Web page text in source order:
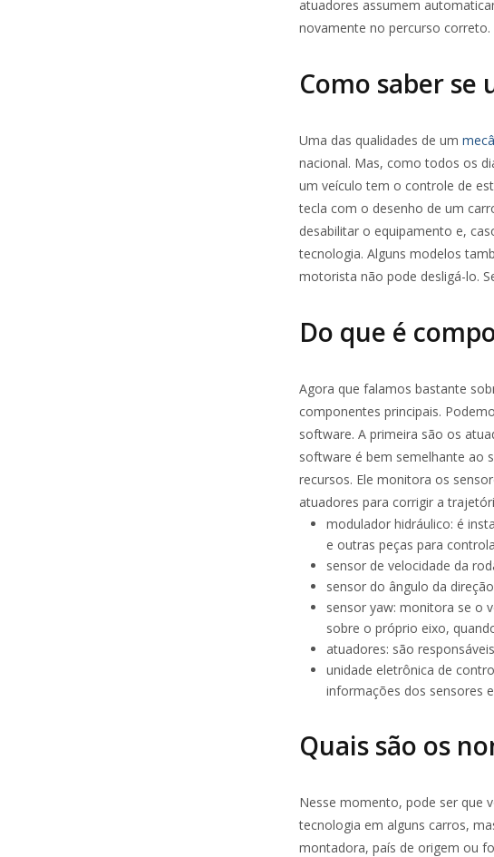
atuadores assumem
novamente no percurso correto.
Como saber
Uma das qualidades de um
nacional. Mas, como todos os
um veículo tem o controle de
tecla com o desenho de um
desabilitar o equipamento e,
tecnologia. Alguns modelos
motorista não pode desligá-lo.
Do que é
Agora que falamos bastante
componentes principais.
software. A primeira são os
software é bem semelhante ao
recursos. Ele monitora os
atuadores para corrigir a
modulador hidráulico: é
e outras peças para
sensor de velocidade da
sensor do ângulo da
sensor yaw: monitora se o
sobre o próprio eixo,
atuadores: são
unidade eletrônica de
informações dos sensores
Quais são os
Nesse momento, pode ser que
tecnologia em alguns carros,
montadora, país de origem ou